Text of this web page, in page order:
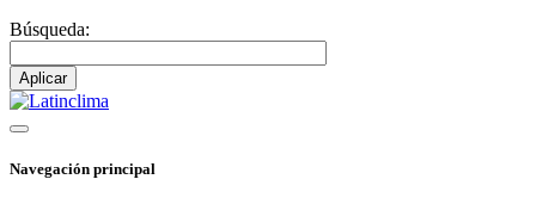
Búsqueda:
Navegación principal